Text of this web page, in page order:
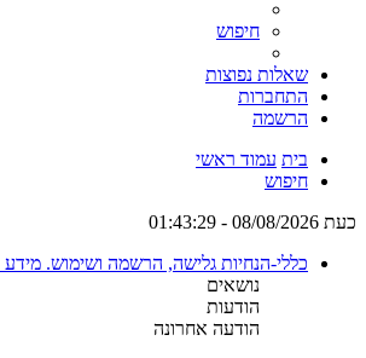
חיפוש
שאלות נפוצות
התחברות
הרשמה
בית עמוד ראשי
חיפוש
כעת 08/08/2026 - 01:43:29
כללי-הנחיות גלישה, הרשמה ושימוש.
נושאים
הודעות
הודעה אחרונה